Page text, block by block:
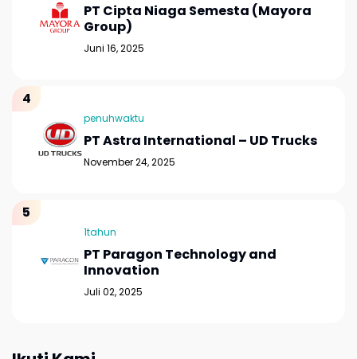
PT Cipta Niaga Semesta (Mayora
Group)
Juni 16, 2025
penuhwaktu
PT Astra International – UD Trucks
November 24, 2025
1tahun
PT Paragon Technology and
Innovation
Juli 02, 2025